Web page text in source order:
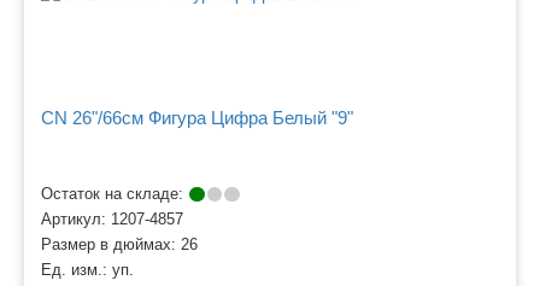
CN 26"/66см Фигура Цифра Белый "9"
Остаток на складе:
Артикул: 1207-4857
Размер в дюймах: 26
Ед. изм.: уп.